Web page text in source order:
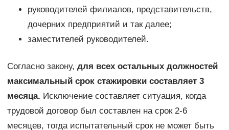
руководителей филиалов, представительств,
дочерних предприятий и так далее;
заместителей руководителей.
Согласно закону, для всех остальных должностей
максимальный срок стажировки составляет 3
месяца. Исключение составляет ситуация, когда
трудовой договор был составлен на срок 2-6
месяцев, тогда испытательный срок не может быть